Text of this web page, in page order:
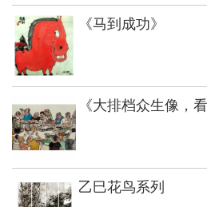
《马到成功》
《大排档众生像，
乙巳花鸟系列